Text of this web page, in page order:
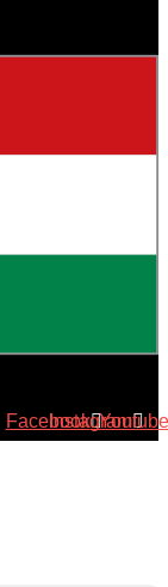
FacebookInstagramYoutube